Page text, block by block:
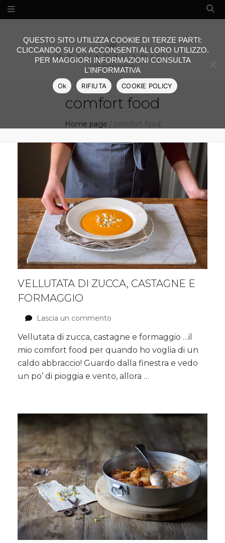
comfort food
Home page / comfort food
VELLUTATA DI ZUCCA, CASTAGNE E
FORMAGGIO
Lascia un commento
di
zucca,
castagne
formaggio
Vellutata di zucca, castagne e formaggio …il
mio comfort food per quando ho voglia di un
caldo abbraccio! Guardo dalla finestra e vedo
un po’ di pioggia e vento, allora …
QUESTO SITO UTILIZZA COOKIE DI TERZE PARTI:
CLICCANDO SU OK ACCONSENTI AL LORO UTILIZZO.
PER MAGGIORI INFORMAZIONI CONSULTA
L'INFORMATIVA
Ok RIFIUTA COOKIE POLICY